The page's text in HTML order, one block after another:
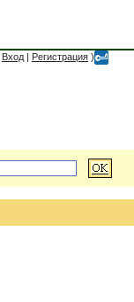
Вход | Регистрация )